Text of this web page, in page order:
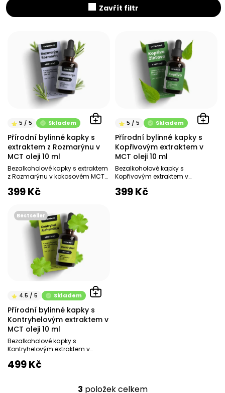
Zavřít filtr
u
k
t
ů
Přírodní bylinné kapky s
extraktem z Rozmarýnu v
MCT oleji 10 ml
Skladem
399 Kč
Bezalkoholové kapky s extraktem
z Rozmarýnu v kokosovém MCT
Močové cesty...
Přírodní bylinné kapky s
Kopřivovým extraktem v
MCT oleji 10 ml
Skladem
399 Kč
Bezalkoholové kapky s
Kopřivovým extraktem v
doporučuje Přírodní podpora...
Bestseller
Přírodní bylinné kapky s
Kontryhelovým extraktem v
MCT oleji 10 ml
Skladem
499 Kč
Bezalkoholové kapky s
Kontryhelovým extraktem v
doporučuje 100% Přírodní...
3 položek celkem